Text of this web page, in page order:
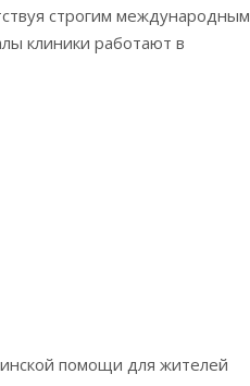
строгим международным
клиники работают в
помощи для жителей